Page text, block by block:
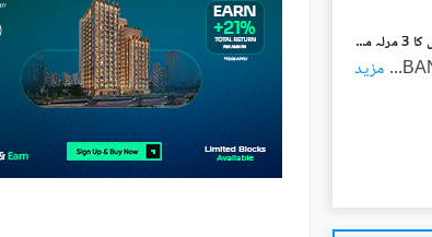
گلبہار سکیم - سیکٹر 1 گلبہار سکیم,راولپنڈی میں 4 کمروں کا 3 مرلہ مکان 1.0 کروڑ میں برائے فروخت۔
... مزید